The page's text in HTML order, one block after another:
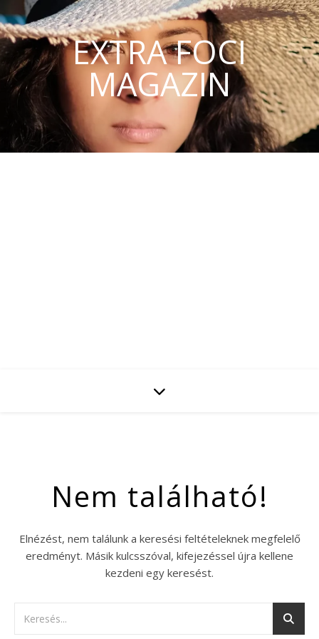
EXTRA FOCI
MAGAZIN
Nem található!
Elnézést, nem találunk a keresési feltételeknek megfelelő
eredményt. Másik kulcsszóval, kifejezéssel újra kellene
kezdeni egy keresést.